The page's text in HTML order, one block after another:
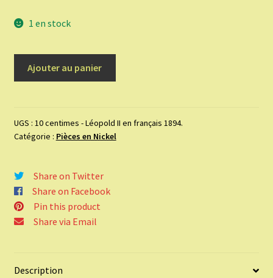
1 en stock
-
Léopold
français
1894.
Ajouter au panier
UGS : 10 centimes - Léopold II en français 1894.
Catégorie : Pièces en Nickel
Share on Twitter
Share on Facebook
Pin this product
Share via Email
Description